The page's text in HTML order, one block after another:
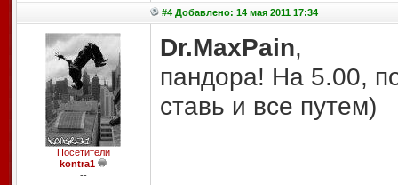
#4 Добавлено: 14 мая 2011 17:34
Посетители
kontra1
--
Dr.MaxPain,
пандора! На 5.00,
ставь и все путем)